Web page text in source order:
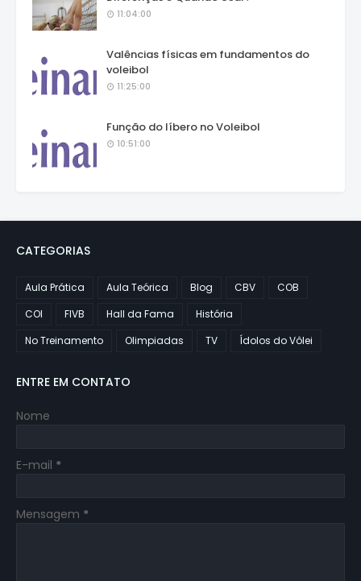
11:04:00
Valências físicas em fundamentos do
voleibol
11:25:00
Função do líbero no Voleibol
10:51:00
CATEGORIAS
Aula Prática Aula Teórica Blog CBV
COB
COI
FIVB Hall da Fama
História
No Treinamento
Olimpiadas TV Ídolos do Vôlei
ENTRE EM CONTATO
Nome
E-mail *
Mensagem *